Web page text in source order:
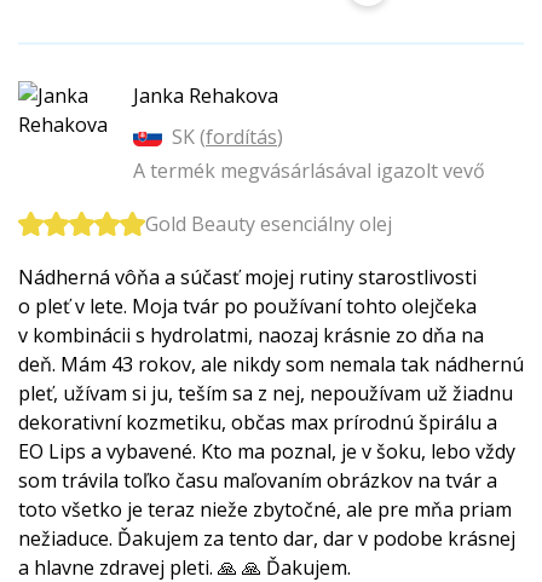
Janka Rehakova
SK (fordítás)
A termék megvásárlásával igazolt vevő
Gold Beauty esenciálny olej
Nádherná vôňa a súčasť mojej rutiny starostlivosti
o pleť v lete. Moja tvár po používaní tohto olejčeka
v kombinácii s hydrolatmi, naozaj krásnie zo dňa na
deň. Mám 43 rokov, ale nikdy som nemala tak nádhernú
pleť, užívam si ju, teším sa z nej, nepoužívam už žiadnu
dekorativní kozmetiku, občas max prírodnú špirálu a
EO Lips a vybavené. Kto ma poznal, je v šoku, lebo vždy
som trávila toľko času maľovaním obrázkov na tvár a
toto všetko je teraz nieže zbytočné, ale pre mňa priam
nežiaduce. Ďakujem za tento dar, dar v podobe krásnej
a hlavne zdravej pleti. 🙏 🙏 Ďakujem.